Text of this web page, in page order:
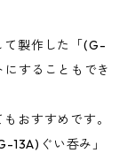
て製作した「(G-
することもでき
おすすめです。
13A)ぐい呑み」